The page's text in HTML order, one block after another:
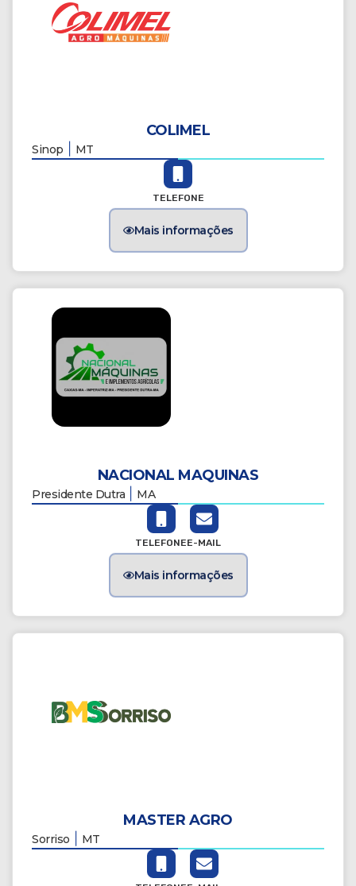
COLIMEL
Sinop MT
TELEFONE
Mais informações
NACIONAL MAQUINAS
Presidente Dutra MA
TELEFONEE-MAIL
Mais informações
MASTER AGRO
Sorriso MT